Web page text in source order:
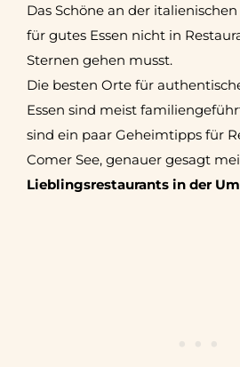
Das Schöne an der
für gutes Essen nicht in
Sternen gehen musst.
Die besten Orte für
Essen sind meist
sind ein paar Geheimtipps für
Comer See, genauer gesagt
Lieblingsrestaurants in der